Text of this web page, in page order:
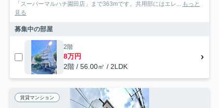
「スーパーマルハチ園田店」まで363mです。共用部にはエレ... もっと
見る
募集中の部屋
2階
8万円
2階 / 56.00㎡ / 2LDK
賃貸マンション